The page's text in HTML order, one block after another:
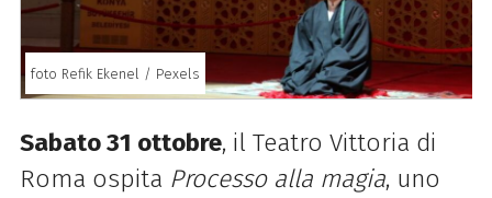
foto Refik Ekenel / Pexels
Sabato 31 ottobre, il Teatro Vittoria di
Roma ospita Processo alla magia, uno